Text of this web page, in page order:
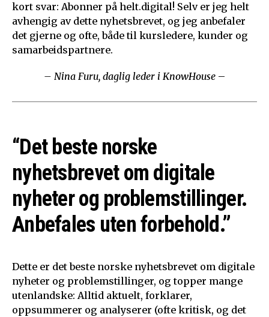
kort svar: Abonner på helt.digital! Selv er jeg helt
avhengig av dette nyhetsbrevet, og jeg anbefaler
det gjerne og ofte, både til kursledere, kunder og
samarbeidspartnere.
– Nina Furu, daglig leder i KnowHouse –
“Det beste norske
nyhetsbrevet om digitale
nyheter og problemstillinger.
Anbefales uten forbehold.”
Dette er det beste norske nyhetsbrevet om digitale
nyheter og problemstillinger, og topper mange
utenlandske: Alltid aktuelt, forklarer,
oppsummerer og analyserer (ofte kritisk, og det